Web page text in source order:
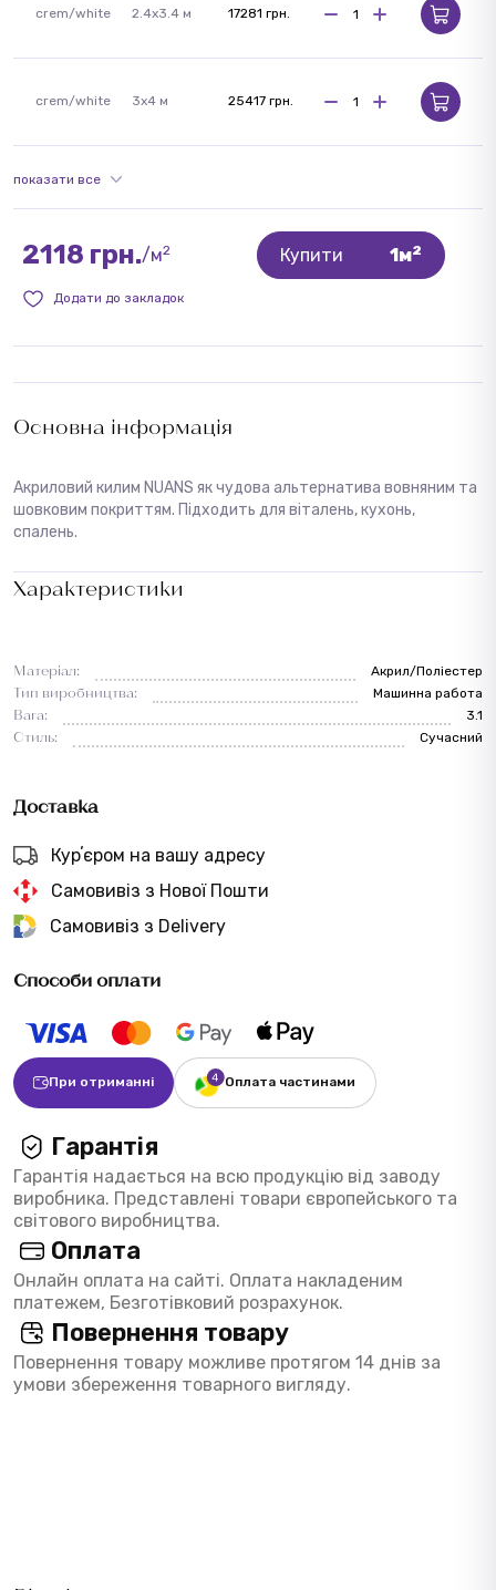
Основна інформація
Акриловий килим NUANS як чудова альтернатива вовняним та
шовковим покриттям. Підходить для віталень, кухонь,
спалень.
Характеристики
Матеріал:
Акрил/Поліестер
Тип виробництва:
Машинна работа
Вага:
3.1
Стиль:
Сучасний
Доставка
Курʼєром на вашу адресу
Самовивіз з Нової Пошти
Самовивіз з Delivery
Способи оплати
При отриманні Оплата частинами
Гарантія
Гарантія надається на всю продукцію від заводу
виробника. Представлені товари європейського та
світового виробництва.
Оплата
Онлайн оплата на сайті. Оплата накладеним
платежем, Безготівковий розрахунок.
Повернення товару
Повернення товару можливе протягом 14 днів за
умови збереження товарного вигляду.
crem/white 2.4x3.4 м 17281 грн.
crem/white 3x4 м 25417 грн.
показати все
2118 грн./м2 Купити 1м2
Додати до закладок